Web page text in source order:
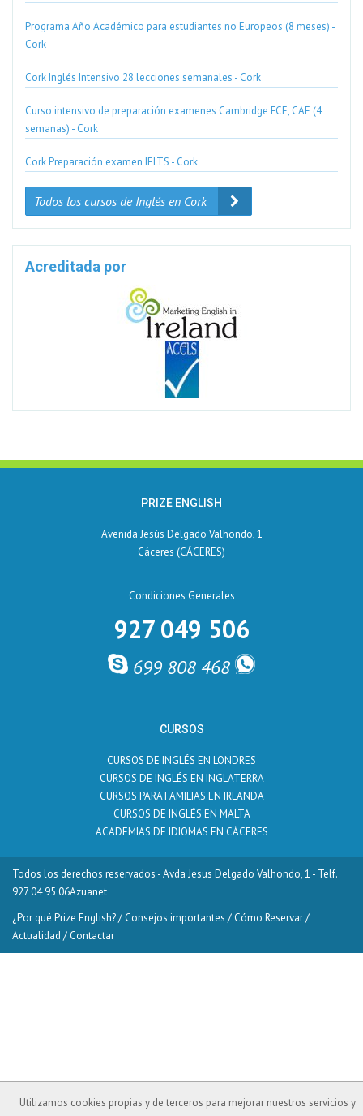
Utilizamos cookies propias y de terceros para mejorar nuestros servicios y
Programa Año Académico para estudiantes no Europeos (8 meses) -
Cork
Cork Inglés Intensivo 28 lecciones semanales - Cork
Curso intensivo de preparación examenes Cambridge FCE, CAE (4
semanas) - Cork
Cork Preparación examen IELTS - Cork
Todos los cursos de Inglés en Cork
Acreditada por
PRIZE ENGLISH
Avenida Jesús Delgado Valhondo, 1
Cáceres (CÁCERES)
Condiciones Generales
927 049 506
699 808 468
CURSOS
CURSOS DE INGLÉS EN LONDRES
CURSOS DE INGLÉS EN INGLATERRA
CURSOS PARA FAMILIAS EN IRLANDA
CURSOS DE INGLÉS EN MALTA
ACADEMIAS DE IDIOMAS EN CÁCERES
Todos los derechos reservados - Avda Jesus Delgado Valhondo, 1 - Telf.
927 04 95 06Azuanet
¿Por qué Prize English?/ Consejos importantes / Cómo Reservar/
Actualidad / Contactar